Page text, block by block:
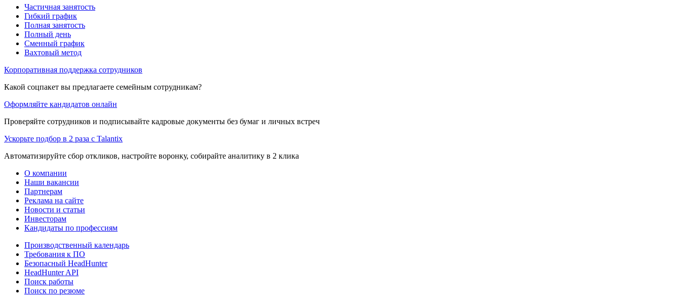
Частичная занятость
Гибкий график
Полная занятость
Полный день
Сменный график
Вахтовый метод
Корпоративная поддержка сотрудников
Какой соцпакет вы предлагаете семейным сотрудникам?
Оформляйте кандидатов онлайн
Проверяйте сотрудников и подписывайте кадровые документы без бумаг и личных встреч
Ускорьте подбор в 2 раза с Talantix
Автоматизируйте сбор откликов, настройте воронку, собирайте аналитику в 2 клика
О компании
Наши вакансии
Партнерам
Реклама на сайте
Новости и статьи
Инвесторам
Кандидаты по профессиям
Производственный календарь
Требования к ПО
Безопасный HeadHunter
HeadHunter API
Поиск работы
Поиск по резюме